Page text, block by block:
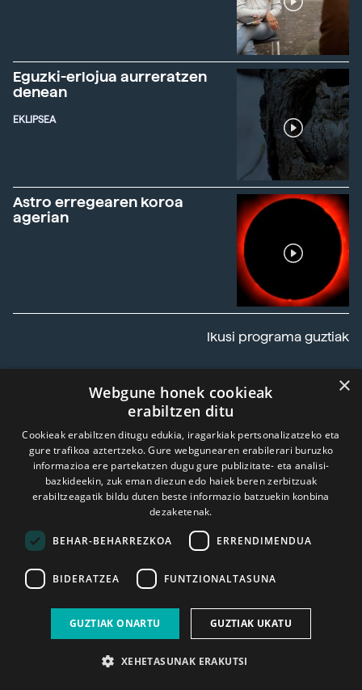
Eguzki-erlojua aurreratzen
denean
EKLIPSEA
Astro erregearen koroa
agerian
Ikusi programa guztiak
ALDIZKARIA ×
Webgune honek cookieak
erabiltzen ditu
Cookieak erabiltzen ditugu edukia, iragarkiak pertsonalizatzeko eta
gure trafikoa aztertzeko. Gure webgunearen erabilerari buruzko
informazioa ere partekatzen dugu gure publizitate- eta analisi-
bazkideekin, zuk eman diezun edo haiek beren zerbitzuak
erabiltzeagatik bildu duten beste informazio batzuekin konbina
dezaketenak.
BEHAR-BEHARREZKOA ERRENDIMENDUA
BIDERATZEA FUNTZIONALTASUNA
GUZTIAK ONARTU GUZTIAK UKATU
XEHETASUNAK ERAKUTSI